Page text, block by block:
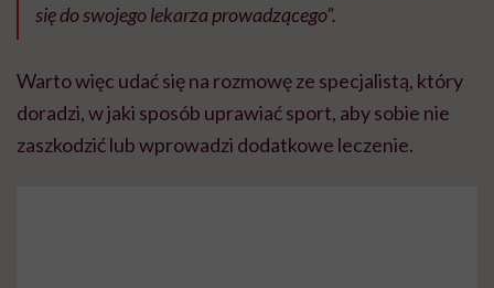
się do swojego lekarza prowadzącego”.
Warto więc udać się na rozmowę ze specjalistą, który
doradzi, w jaki sposób uprawiać sport, aby sobie nie
zaszkodzić lub wprowadzi dodatkowe leczenie.